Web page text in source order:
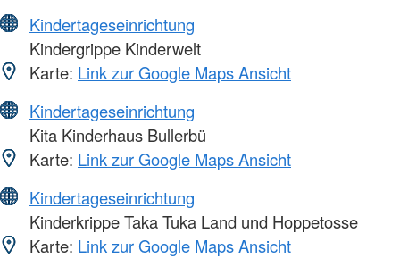
Kindertageseinrichtung
Kindergrippe Kinderwelt
Karte: Link zur Google Maps Ansicht
Kindertageseinrichtung
Kita Kinderhaus Bullerbü
Karte: Link zur Google Maps Ansicht
Kindertageseinrichtung
Kinderkrippe Taka Tuka Land und Hoppetosse
Karte: Link zur Google Maps Ansicht